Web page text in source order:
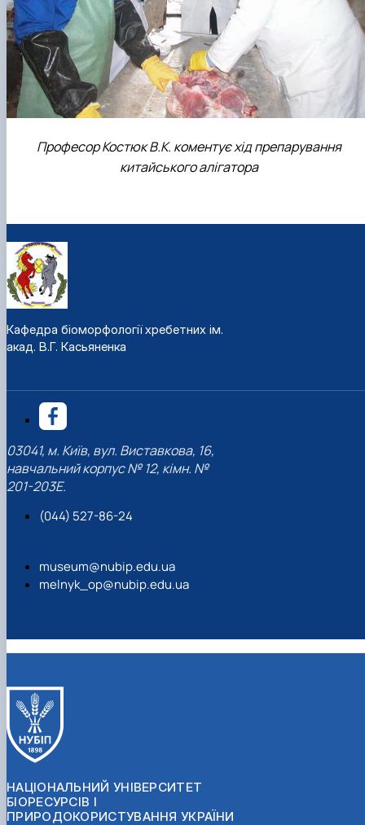
Професор Костюк В.К. коментує хід препарування
китайського алігатора
Кафедра біоморфології хребетних ім.
акад. В.Г. Касьяненка
03041, м. Київ, вул. Виставкова, 16,
навчальний корпус № 12, кімн. №
201-203Е.
(044) 527-86-24
museum@nubip.edu.ua
melnyk_op@nubip.edu.ua
НАЦІОНАЛЬНИЙ УНІВЕРСИТЕТ
БІОРЕСУРСІВ І
ПРИРОДОКОРИСТУВАННЯ УКРАЇНИ